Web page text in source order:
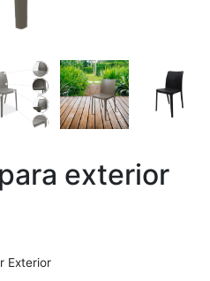
exterior
Exterior